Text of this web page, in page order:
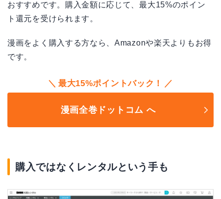
おすすめです。購入金額に応じて、最大15%のポイン
ト還元を受けられます。
漫画をよく購入する方なら、Amazonや楽天よりもお得
です。
最大15%ポイントバック！
漫画全巻ドットコム へ
購入ではなくレンタルという手も